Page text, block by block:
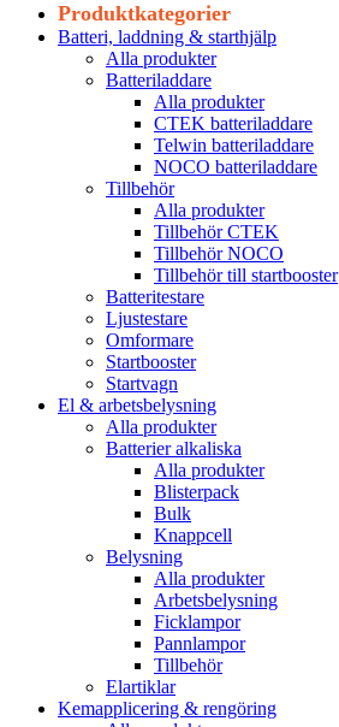
Produktkategorier
Batteri, laddning & starthjälp
Alla produkter
Batteriladdare
Alla produkter
CTEK batteriladdare
Telwin batteriladdare
NOCO batteriladdare
Tillbehör
Alla produkter
Tillbehör CTEK
Tillbehör NOCO
Tillbehör till startbooster
Batteritestare
Ljustestare
Omformare
Startbooster
Startvagn
El & arbetsbelysning
Alla produkter
Batterier alkaliska
Alla produkter
Blisterpack
Bulk
Knappcell
Belysning
Alla produkter
Arbetsbelysning
Ficklampor
Pannlampor
Tillbehör
Elartiklar
Kemapplicering & rengöring